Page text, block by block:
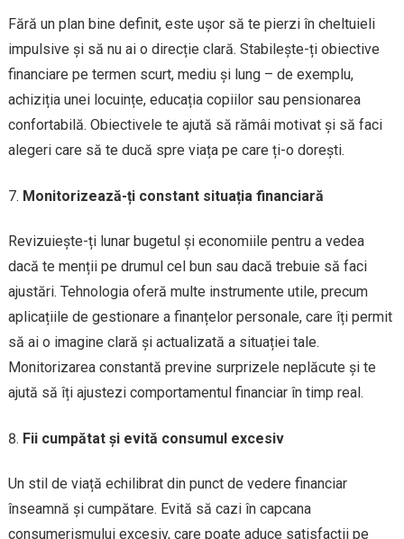
Fără un plan bine definit, este ușor să te pierzi în cheltuieli
impulsive și să nu ai o direcție clară. Stabilește-ți obiective
financiare pe termen scurt, mediu și lung – de exemplu,
achiziția unei locuințe, educația copiilor sau pensionarea
confortabilă. Obiectivele te ajută să rămâi motivat și să faci
alegeri care să te ducă spre viața pe care ți-o dorești.
Monitorizează-ți constant situația financiară
Revizuiește-ți lunar bugetul și economiile pentru a vedea
dacă te menții pe drumul cel bun sau dacă trebuie să faci
ajustări. Tehnologia oferă multe instrumente utile, precum
aplicațiile de gestionare a finanțelor personale, care îți permit
să ai o imagine clară și actualizată a situației tale.
Monitorizarea constantă previne surprizele neplăcute și te
ajută să îți ajustezi comportamentul financiar în timp real.
Fii cumpătat și evită consumul excesiv
Un stil de viață echilibrat din punct de vedere financiar
înseamnă și cumpătare. Evită să cazi în capcana
consumerismului excesiv, care poate aduce satisfacții pe